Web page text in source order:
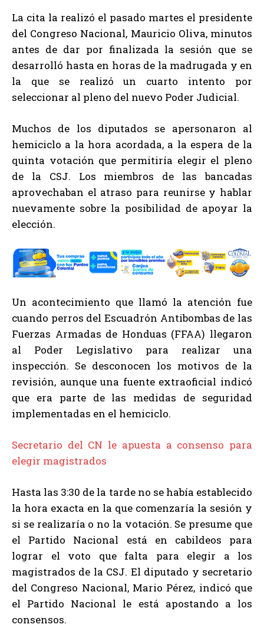
La cita la realizó el pasado martes el presidente
del Congreso Nacional, Mauricio Oliva, minutos
antes de dar por finalizada la sesión que se
desarrolló hasta en horas de la madrugada y en
la que se realizó un cuarto intento por
seleccionar al pleno del nuevo Poder Judicial.
Muchos de los diputados se apersonaron al
hemiciclo a la hora acordada, a la espera de la
quinta votación que permitiría elegir el pleno
de la CSJ. Los miembros de las bancadas
aprovechaban el atraso para reunirse y hablar
nuevamente sobre la posibilidad de apoyar la
elección.
Un acontecimiento que llamó la atención fue
cuando perros del Escuadrón Antibombas de las
Fuerzas Armadas de Honduas (FFAA) llegaron
al Poder Legislativo para realizar una
inspección. Se desconocen los motivos de la
revisión, aunque una fuente extraoficial indicó
que era parte de las medidas de seguridad
implementadas en el hemiciclo.
Secretario del CN le apuesta a consenso para
elegir magistrados
Hasta las 3:30 de la tarde no se había establecido
la hora exacta en la que comenzaría la sesión y
si se realizaría o no la votación. Se presume que
el Partido Nacional está en cabildeos para
lograr el voto que falta para elegir a los
magistrados de la CSJ. El diputado y secretario
del Congreso Nacional, Mario Pérez, indicó que
el Partido Nacional le está apostando a los
consensos.